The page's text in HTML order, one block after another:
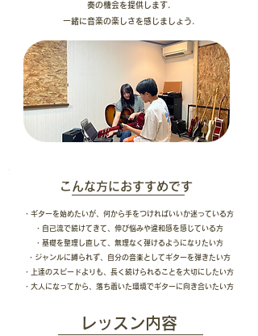
奏の機会を提供します.
​一緒に音楽の楽しさを感じましょう.
こんな方におすすめです
・ギターを始めたいが、何から手をつければいいか迷っている方
・自己流で続けてきて、伸び悩みや違和感を感じている方
・基礎を整理し直して、無理なく弾けるようになりたい方
・ジャンルに縛られず、自分の音楽としてギターを弾きたい方
・上達のスピードよりも、長く続けられることを大切にしたい方
・大人になってから、落ち着いた環境でギターに向き合いたい方
​レッスン内容